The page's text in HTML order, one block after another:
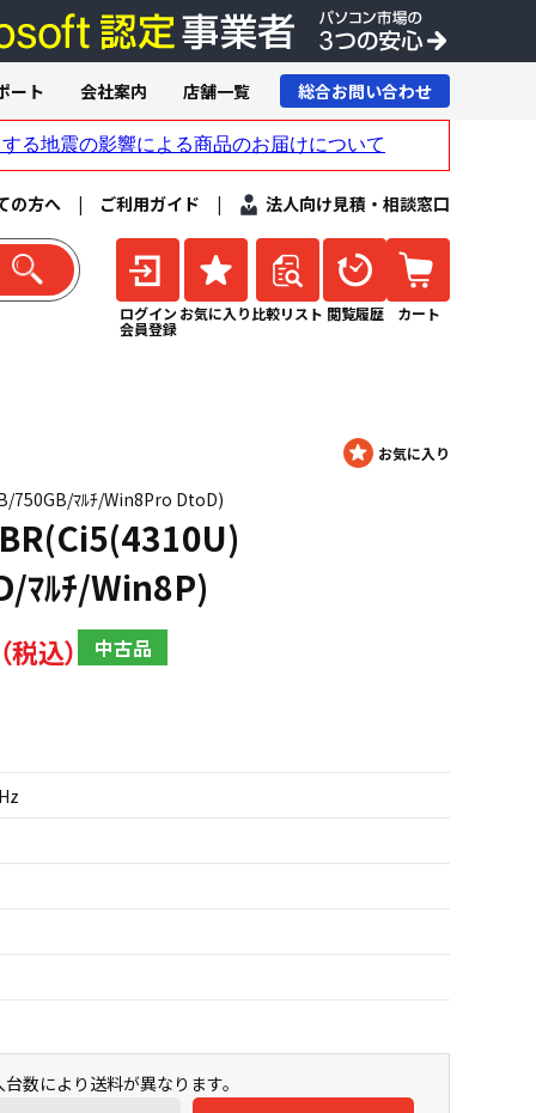
の方へ | ご利用ガイド | 法人向け見積・相談窓口
ログイン
会員登録
お気に入り 比較リスト 閲覧履歴 カート
ート 会社案内 店舗一覧 総合お問い合わせ
750GB/ﾏﾙﾁ/Win8Pro DtoD)
ﾏﾙﾁ/Win8P)
中古品
により送料が異なります。